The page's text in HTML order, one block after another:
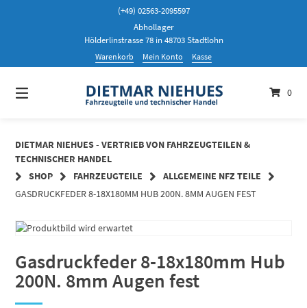
(+49) 02563-2095597
Abhollager
Hölderlinstrasse 78 in 48703 Stadtlohn
Warenkorb Mein Konto Kasse
0
DIETMAR NIEHUES - VERTRIEB VON FAHRZEUGTEILEN &
TECHNISCHER HANDEL
SHOP
FAHRZEUGTEILE
ALLGEMEINE NFZ TEILE
GASDRUCKFEDER 8-18X180MM HUB 200N. 8MM AUGEN FEST
Gasdruckfeder 8-18x180mm Hub
200N. 8mm Augen fest